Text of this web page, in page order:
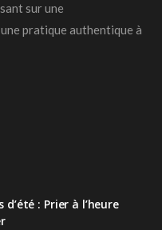
sur une
pratique authentique à
: Prier à l’heure